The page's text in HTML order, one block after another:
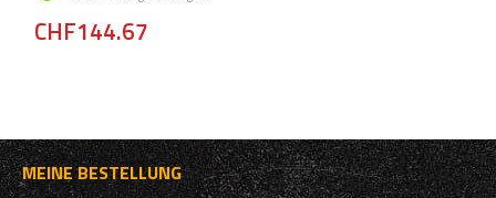
CHF144.67
MEINE BESTELLUNG